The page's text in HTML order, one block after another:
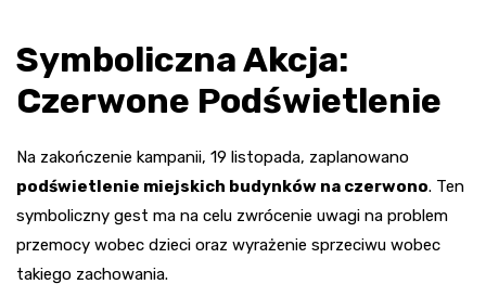
Symboliczna Akcja:
Czerwone Podświetlenie
Na zakończenie kampanii, 19 listopada, zaplanowano
podświetlenie miejskich budynków na czerwono. Ten
symboliczny gest ma na celu zwrócenie uwagi na problem
przemocy wobec dzieci oraz wyrażenie sprzeciwu wobec
takiego zachowania.